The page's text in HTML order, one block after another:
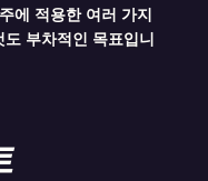
에 적용한 여러 가지
부차적인 목표입니